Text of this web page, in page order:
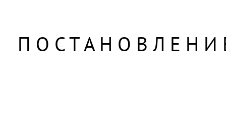
П О С Т А Н О В Л Е Н И